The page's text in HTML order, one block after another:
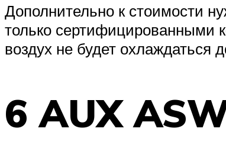
Дополнительно к стоимости
только сертифицированными
воздух не будет охлаждаться
6 AUX